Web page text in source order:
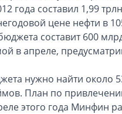
года составил 1,99
цене нефти в
составит 600
в апреле,
нужно найти около
План по
этого года Минфин